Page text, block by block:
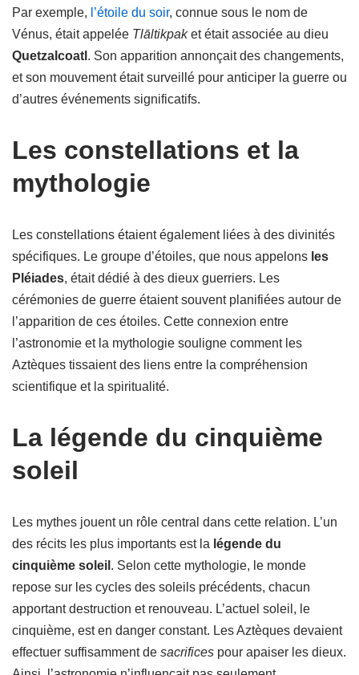
Par exemple, l’étoile du soir, connue sous le nom de
Vénus, était appelée Tlāltikpaket était associée au dieu
Quetzalcoatl . Son apparition annonçait des changements,
et son mouvement était surveillé pour anticiper la guerre ou
d’autres événements significatifs.
Les constellations et la
mythologie
Les constellations étaient également liées à des divinités
spécifiques. Le groupe d’étoiles, que nous appelons les
Pléiades, était dédié à des dieux guerriers. Les
cérémonies de guerre étaient souvent planifiées autour de
l’apparition de ces étoiles. Cette connexion entre
l’astronomie et la mythologie souligne comment les
Aztèques tissaient des liens entre la compréhension
scientifique et la spiritualité.
La légende du cinquième
soleil
Les mythes jouent un rôle central dans cette relation. L’un
des récits les plus importants est la légende du
cinquième soleil . Selon cette mythologie, le monde
repose sur les cycles des soleils précédents, chacun
apportant destruction et renouveau. L’actuel soleil, le
cinquième, est en danger constant. Les Aztèques devaient
effectuer suffisamment de sacrifices pour apaiser les dieux.